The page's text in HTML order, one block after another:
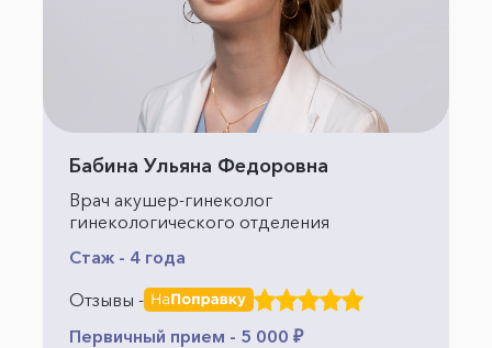
Бабина Ульяна Федоровна
Врач акушер-гинеколог
гинекологического отделения
Стаж - 4 года
Отзывы -
Первичный прием - 5 000 ₽